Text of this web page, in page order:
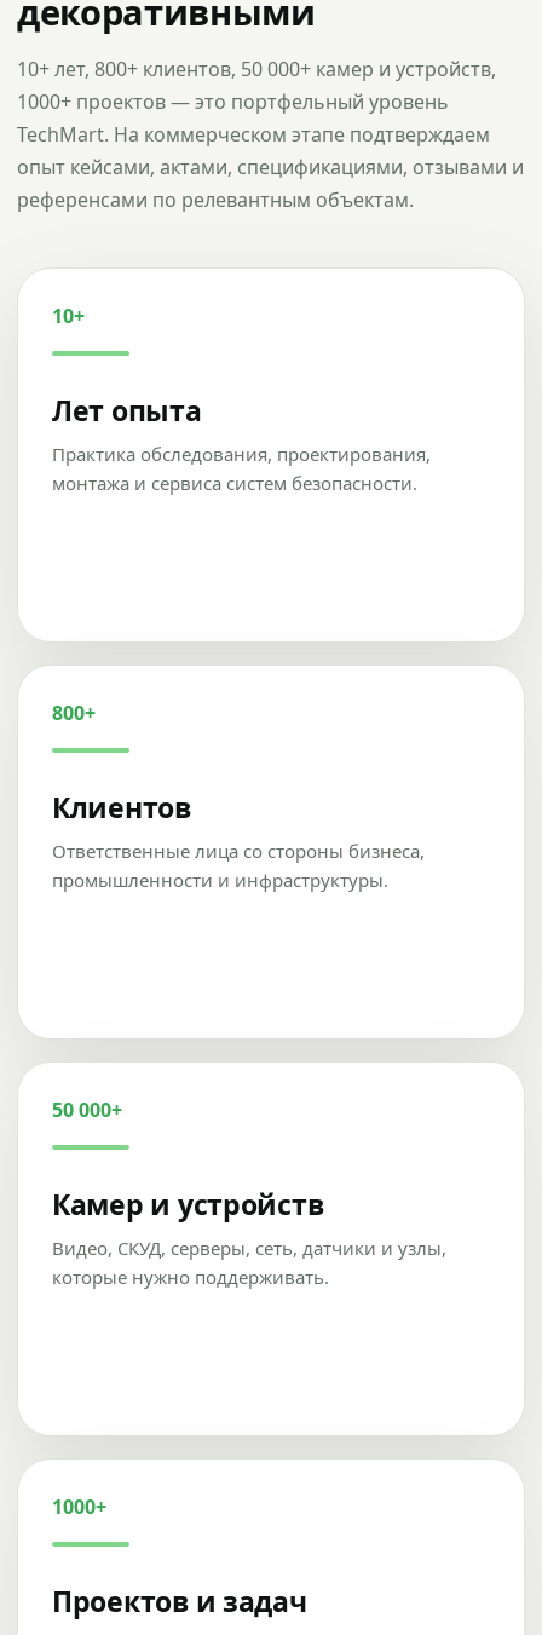
декоративными
10+ лет, 800+ клиентов, 50 000+ камер и устройств,
1000+ проектов — это портфельный уровень
TechMart. На коммерческом этапе подтверждаем
опыт кейсами, актами, спецификациями, отзывами и
референсами по релевантным объектам.
10+
Лет опыта
Практика обследования, проектирования,
монтажа и сервиса систем безопасности.
800+
Клиентов
Ответственные лица со стороны бизнеса,
промышленности и инфраструктуры.
50 000+
Камер и устройств
Видео, СКУД, серверы, сеть, датчики и узлы,
которые нужно поддерживать.
1000+
Проектов и задач